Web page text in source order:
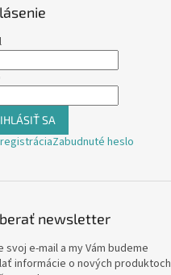
SA
Zabudnuté heslo
newsletter
svoj e-mail a my Vám budeme
informácie o nových produktoch